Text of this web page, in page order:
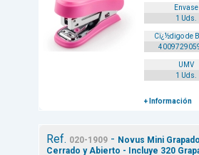
Envase
1 Uds.
Cï¿½digo de
UMV
1 Uds.
+ Información
Ref. 020-1909- Novus Mini
Cerrado y Abierto - Incluye 320